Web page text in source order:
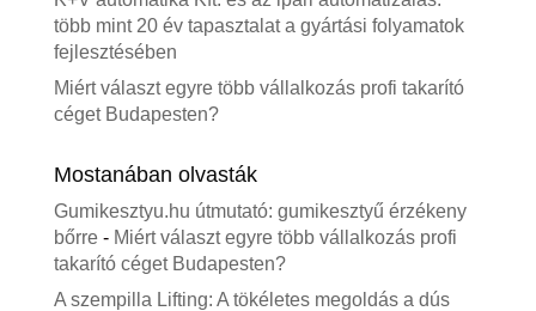
több mint 20 év tapasztalat a gyártási folyamatok
fejlesztésében
Miért választ egyre több vállalkozás profi takarító
céget Budapesten?
Mostanában olvasták
Gumikesztyu.hu útmutató: gumikesztyű érzékeny
bőrre- Miért választ egyre több vállalkozás profi
takarító céget Budapesten?
A szempilla Lifting: A tökéletes megoldás a dús